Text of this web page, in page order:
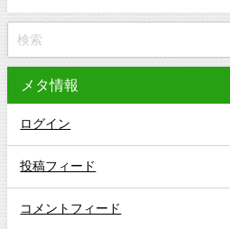
メタ情報
ログイン
投稿フィード
コメントフィード